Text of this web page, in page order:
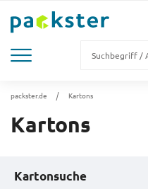
KARTONS
VERSANDKARTONS
VERSANDVERPACKUNG
FÜLL- & POLSTERMATERIAL
LAGER & PALETTIERUNG
packster.de Kartons
Kartons
Kartonsuche